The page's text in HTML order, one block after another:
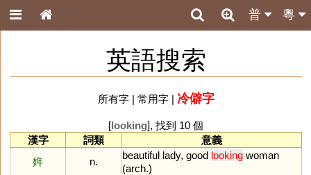
粵
普
英語搜索
所有字| 常用字| 冷僻字
[looking], 找到 10 個
漢字
詞類
意義
姩
n.
beautiful lady, good looking woman
(arch.)